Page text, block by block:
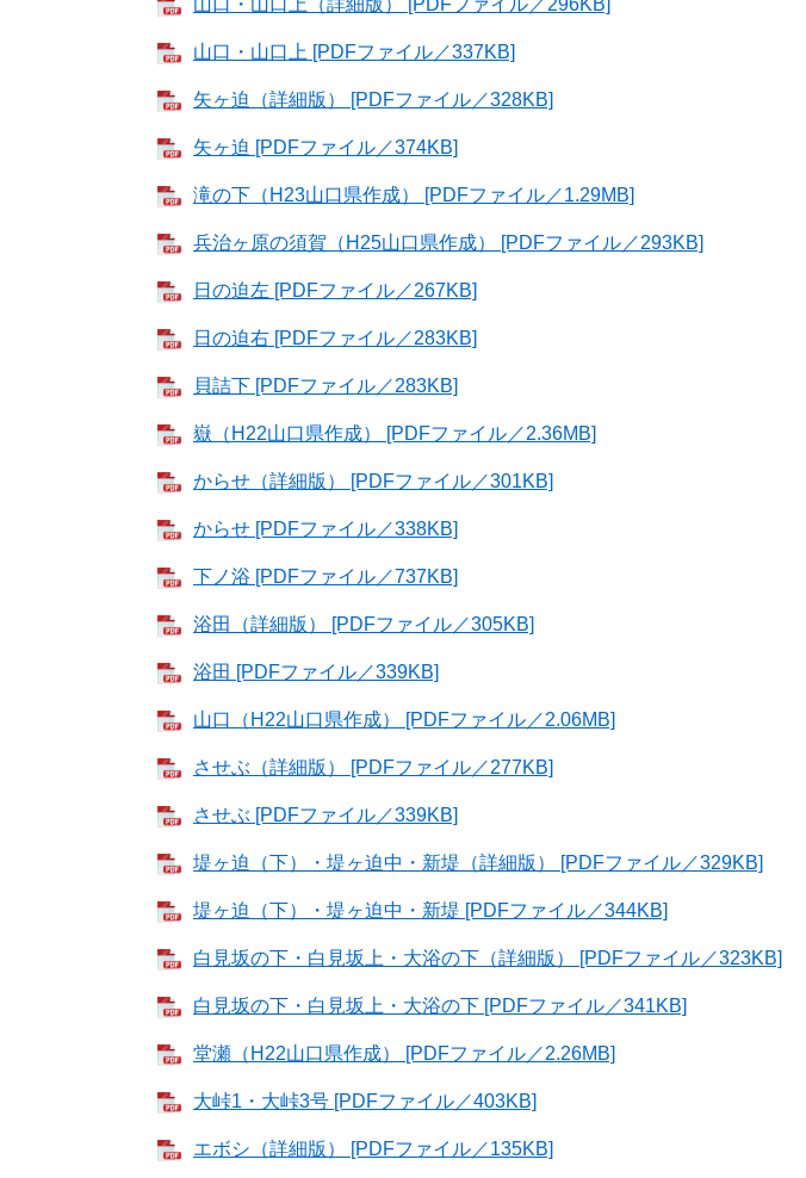
山口・山口上（詳細版） [PDFファイル／296KB]
山口・山口上 [PDFファイル／337KB]
矢ヶ迫（詳細版） [PDFファイル／328KB]
矢ヶ迫 [PDFファイル／374KB]
滝の下（H23山口県作成） [PDFファイル／1.29MB]
兵治ヶ原の須賀（H25山口県作成） [PDFファイル／293KB]
日の迫左 [PDFファイル／267KB]
日の迫右 [PDFファイル／283KB]
貝詰下 [PDFファイル／283KB]
嶽（H22山口県作成） [PDFファイル／2.36MB]
からせ（詳細版） [PDFファイル／301KB]
からせ [PDFファイル／338KB]
下ノ浴 [PDFファイル／737KB]
浴田（詳細版） [PDFファイル／305KB]
浴田 [PDFファイル／339KB]
山口（H22山口県作成） [PDFファイル／2.06MB]
させぶ（詳細版） [PDFファイル／277KB]
させぶ [PDFファイル／339KB]
堤ヶ迫（下）・堤ヶ迫中・新堤（詳細版） [PDFファイル／329KB]
堤ヶ迫（下）・堤ヶ迫中・新堤 [PDFファイル／344KB]
白見坂の下・白見坂上・大浴の下（詳細版） [PDFファイル／323KB]
白見坂の下・白見坂上・大浴の下 [PDFファイル／341KB]
堂瀬（H22山口県作成） [PDFファイル／2.26MB]
大峠1・大峠3号 [PDFファイル／403KB]
エボシ（詳細版） [PDFファイル／135KB]